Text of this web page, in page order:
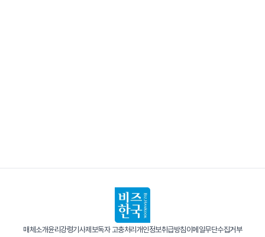
매체소개윤리강령기사제보독자 고충처리개인정보취급방침이메일무단수집거부